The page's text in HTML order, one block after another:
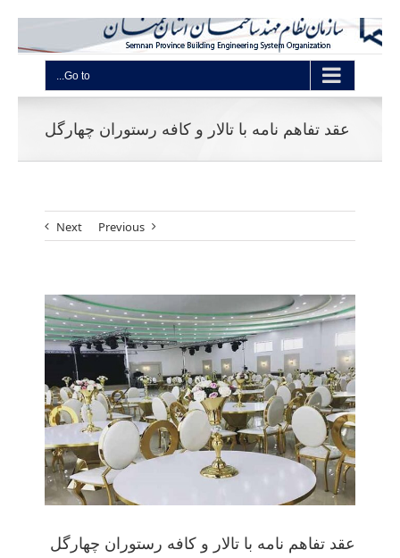
Go to...
عقد تفاهم نامه با تالار و کافه رستوران چهارگل
Previous
Next
View
Larger
Image
عقد تفاهم نامه با تالار و کافه رستوران چهارگل